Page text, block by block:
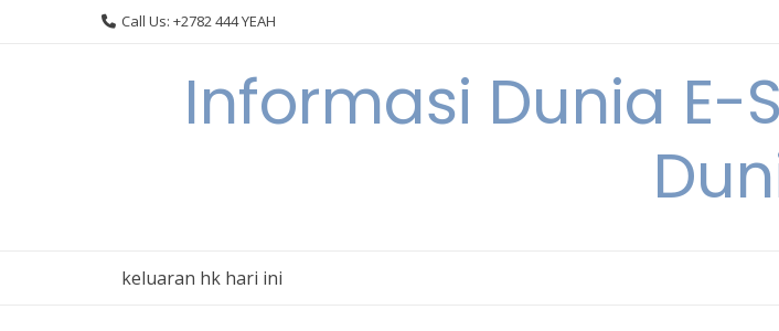
Call Us: +2782 444 YEAH
Informasi Dunia E-
keluaran hk hari ini